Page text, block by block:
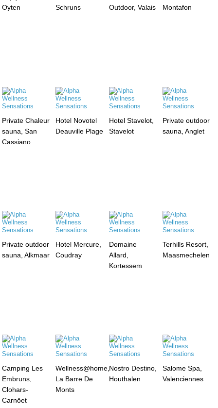
Oyten
Schruns
Outdoor, Valais
Montafon
Private Chaleur
sauna, San
Cassiano
Hotel Novotel
Deauville Plage
Hotel Stavelot,
Stavelot
Private outdoor
sauna, Anglet
Private outdoor
sauna, Alkmaar
Hotel Mercure,
Coudray
Domaine
Allard,
Kortessem
Terhills Resort,
Maasmechelen
Camping Les
Embruns,
Clohars-
Carnöet
Wellness@home,
La Barre De
Monts
Nostro Destino,
Houthalen
Salome Spa,
Valenciennes